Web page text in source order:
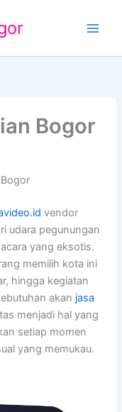
Bogor
vendor
udara pegunungan
acara yang eksotis.
memilih kota ini
hingga kegiatan
akan jasa
menjadi hal yang
setiap momen
yang memukau.